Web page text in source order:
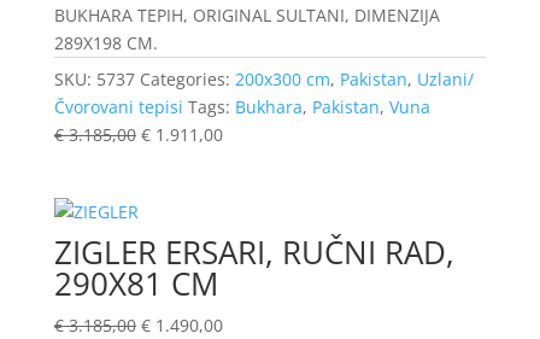
BUKHARA TEPIH, ORIGINAL SULTANI, DIMENZIJA
289X198 CM.
SKU: 5737 Categories: 200x300 cm, Pakistan, Uzlani/
Čvorovani tepisi Tags: Bukhara, Pakistan, Vuna
€3.185,00 €1.911,00
ZIGLER ERSARI, RUČNI RAD,
290X81 CM
€3.185,00 €1.490,00